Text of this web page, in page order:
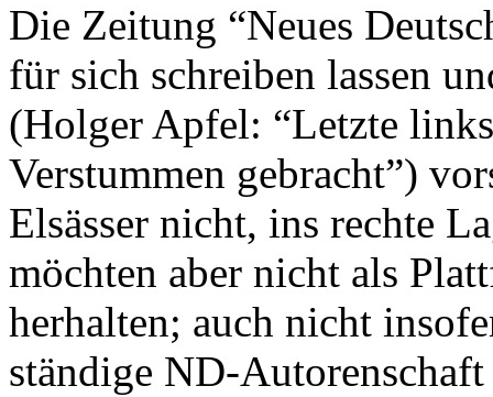
Die Zeitung “Neues
für sich schreiben lassen
(Holger Apfel: “Letzte
Verstummen gebracht”)
Elsässer nicht, ins rechte
möchten aber nicht als
herhalten; auch nicht
ständige ND-